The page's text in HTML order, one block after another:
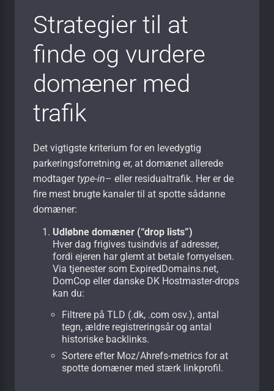
Strategier til at
finde og vurdere
domæner med
trafik
Det vigtigste kriterium for en levedygtig
parkeringsforretning er, at domænet allerede
modtagertype-in– eller residualtrafik. Her er de
fire mest brugte kanaler til at spotte sådanne
domæner:
Udløbne domæner (“drop lists”)
Hver dag frigives tusindvis af adresser,
fordi ejeren har glemt at betale fornyelsen.
Via tjenester som ExpiredDomains.net,
DomCop eller danske DK Hostmaster-drops
kan du:
Filtrere på TLD (.dk, .com osv.), antal
tegn, ældre registreringsår og antal
historiske backlinks.
Sortere efter Moz/Ahrefs-metrics for at
spotte domæner med stærk linkprofil.